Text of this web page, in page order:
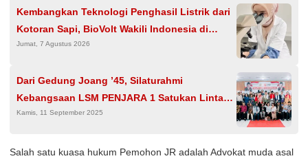
Kembangkan Teknologi Penghasil Listrik dari
Kotoran Sapi, BioVolt Wakili Indonesia di
Semifinal Asia Pasifik
Jumat, 7 Agustus 2026
Dari Gedung Joang ’45, Silaturahmi
Kebangsaan LSM PENJARA 1 Satukan Lintas
Iman dan Ketua LSM Jakarta dalam Gema
Kamis, 11 September 2025
Salah satu kuasa hukum Pemohon JR adalah Advokat muda asal